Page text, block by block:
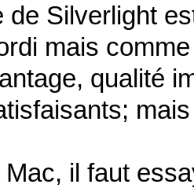
de Silverlight
mais
qualité
il faut